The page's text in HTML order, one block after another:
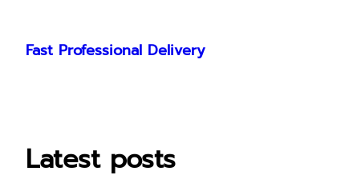
content
Fast Professional Delivery
Latest posts